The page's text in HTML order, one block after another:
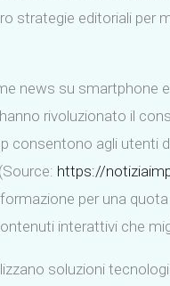
strategie editoriali per
news su smartphone
rivoluzionato il
consentono agli
https://
per una
interattivi che
soluzioni